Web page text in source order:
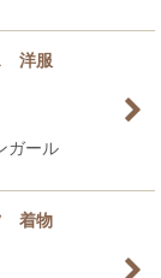
洋服
ガール
着物